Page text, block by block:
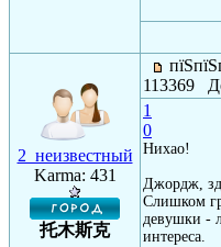
2_неизвестный
Karma: 431
托木斯克
113369
1
0
Нихао!
Джордж,
Слишком
девушки -
интереса.